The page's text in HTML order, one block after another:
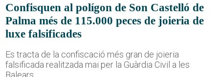
Confisquen al polígon de Son Castelló de
Palma més de 115.000 peces de joieria de
luxe falsificades
Es tracta de la confiscació més gran de joieria
falsificada realitzada mai per la Guàrdia Civil a les
Balears